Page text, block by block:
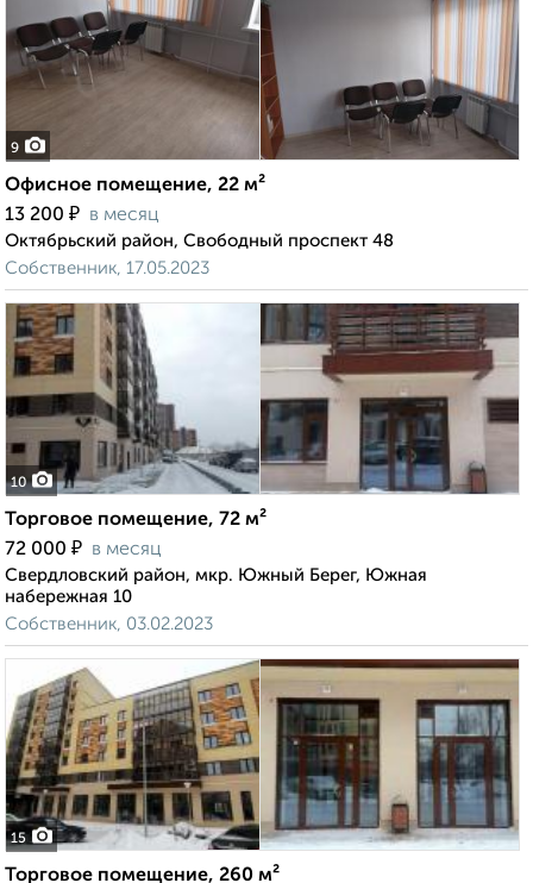
9
Офисное помещение, 22 м²
13 200 ₽ в месяц
Октябрьский район, Свободный проспект 48
Собственник, 17.05.2023
10
Торговое помещение, 72 м²
72 000 ₽ в месяц
Свердловский район, мкр. Южный Берег, Южная
набережная 10
Собственник, 03.02.2023
15
Торговое помещение, 260 м²